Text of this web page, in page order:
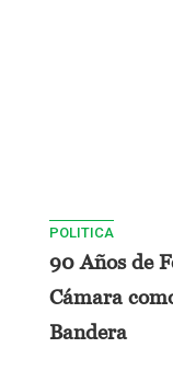
POLITICA
90 Años de
Cámara
Bandera